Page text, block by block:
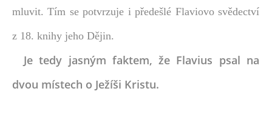
mluvit. Tím se potvrzuje i předešlé Flaviovo svědectví
z 18. knihy jeho Dějin.
Je tedy jasným faktem, že Flavius psal na
dvou místech o Ježíši Kristu.